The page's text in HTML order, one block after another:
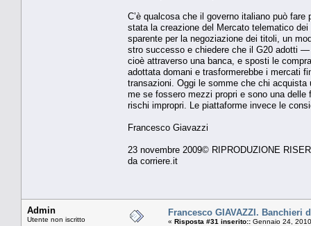
C’è qualcosa che il gover­no italiano può
stata la creazione del Mercato telematico
sparente per la negoziazio­ne dei titoli, un
stro successo e chiedere che il G20 adotti
cioè attraverso una banca, e sposti le
adottata domani e trasfor­merebbe i mercati
transazioni. Oggi le som­me che chi acquista
me se fossero mezzi pro­pri e sono una
rischi impropri. Le piatta­forme invece le
Francesco Giavazzi
23 novembre 2009© RIPRODUZIONE
da corriere.it
Admin
Utente non iscritto
Francesco GIAVAZZI. Banchieri
« Risposta #31 inserito:: Gennaio 24,